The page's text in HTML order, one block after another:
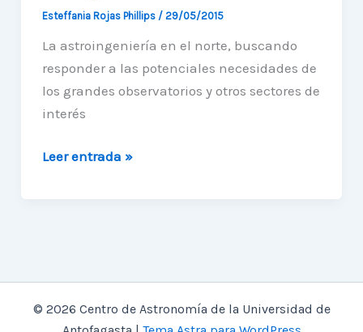
Esteffania Rojas Phillips / 29/05/2015
La astroingeniería en el norte, buscando
responder a las potenciales necesidades de
los grandes observatorios y otros sectores de
interés
UA
través
Leer entrada »
© 2026 Centro de Astronomía de la Universidad de